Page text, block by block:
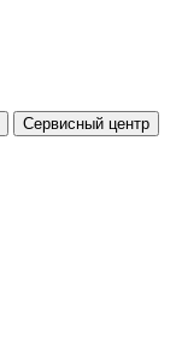
Сервисный центр